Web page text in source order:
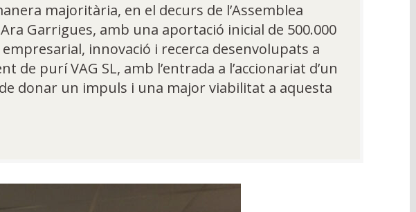
majoritària, en el decurs de l’Assemblea
Garrigues, amb una aportació inicial de 500.000
innovació i recerca desenvolupats a
purí VAG SL, amb l’entrada a l’accionariat d’un
donar un impuls i una major viabilitat a aquesta